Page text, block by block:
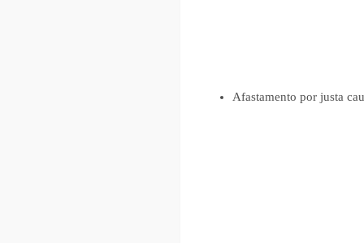
Afastamento por justa